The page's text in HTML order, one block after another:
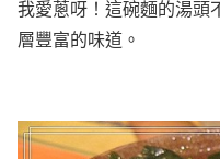
我愛蔥呀！這碗麵的湯頭
層豐富的味道。